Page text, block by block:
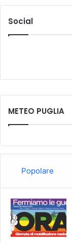
Social
METEO PUGLIA
Popolare